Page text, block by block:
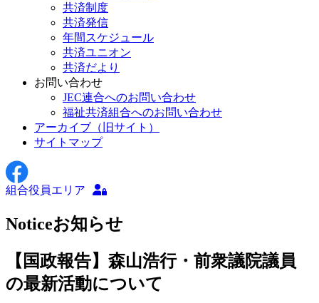
共済制度
共済発信
年間スケジュール
共済ユニオン
共済だより
お問い合わせ
JEC連合へのお問い合わせ
福祉共済組合へのお問い合わせ
アーカイブ（旧サイト）
サイトマップ
組合役員エリア
Noticeお知らせ
【国政報告】森山浩行・前衆議院議員
の最新活動について